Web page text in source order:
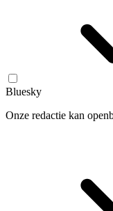
Bluesky
Onze redactie kan